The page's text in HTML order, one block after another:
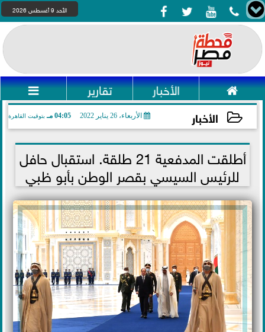
    الأحد 9 أغسطس 2026
 الأخبار تقارير 
الأخبار الأربعاء، 26 يناير 2022 04:05 مـ بتوقيت القاهرة
2022-01-26 16:05:28 أطلقت المدفعية 21 طلقة. استقبال حافل
للرئيس السيسي بقصر الوطن بأبو ظبي